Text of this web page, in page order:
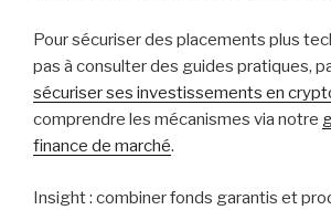
Pour sécuriser des placements plus
pas à consulter des guides pratiques,
sécuriser ses investissements en
comprendre les mécanismes via notre
finance de marché.
Insight : combiner fonds garantis et